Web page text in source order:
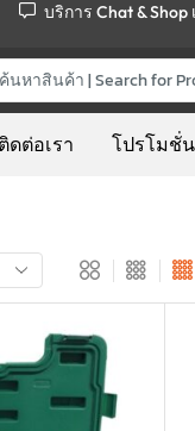
บริการ Chat & Shop
ติดต่อเรา โปรโมชั่น